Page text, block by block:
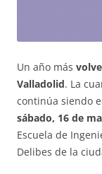
Un año más
Valladolid. La
continúa siendo
sábado, 16 de
Escuela de
Delibes de la